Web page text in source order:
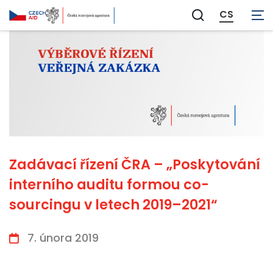
Zobrazit
vyhledávání
CS
Zadávací řízení ČRA – „Poskytování
interního auditu formou co-
sourcingu v letech 2019–2021“
7. února 2019